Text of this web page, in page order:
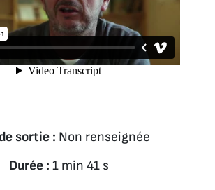
sortie : Non renseignée
Durée : 1 min 41 s